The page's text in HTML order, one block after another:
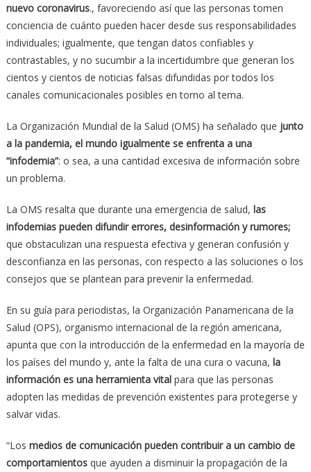
nuevo coronavirus., favoreciendo así que las personas tomen
conciencia de cuánto pueden hacer desde sus responsabilidades
individuales; igualmente, que tengan datos confiables y
contrastables, y no sucumbir a la incertidumbre que generan los
cientos y cientos de noticias falsas difundidas por todos los
canales comunicacionales posibles en torno al tema.
La Organización Mundial de la Salud (OMS) ha señalado que junto
a la pandemia, el mundo igualmente se enfrenta a una
“infodemia”: o sea, a una cantidad excesiva de información sobre
un problema.
La OMS resalta que durante una emergencia de salud, las
infodemias pueden difundir errores, desinformación y rumores;
que obstaculizan una respuesta efectiva y generan confusión y
desconfianza en las personas, con respecto a las soluciones o los
consejos que se plantean para prevenir la enfermedad.
En su guía para periodistas, la Organización Panamericana de la
Salud (OPS), organismo internacional de la región americana,
apunta que con la introducción de la enfermedad en la mayoría de
los países del mundo y, ante la falta de una cura o vacuna, la
información es una herramienta vitalpara que las personas
adopten las medidas de prevención existentes para protegerse y
salvar vidas.
“Los medios de comunicación pueden contribuir a un cambio de
comportamientosque ayuden a disminuir la propagación de la